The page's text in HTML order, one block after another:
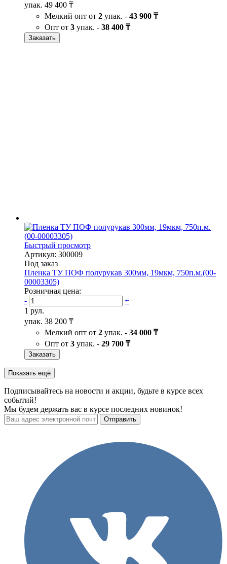
упак. 49 400 ₸
Мелкий опт от 2 упак. - 43 900 ₸
Опт от 3 упак. - 38 400 ₸
Заказать
Быстрый просмотр
Артикул: 300009
Под заказ
Пленка ТУ ПОФ полурукав 300мм, 19мкм, 750п.м.(00-
00003305)
Розничная цена:
-
+
1 рул.
упак. 38 200 ₸
Мелкий опт от 2 упак. - 34 000 ₸
Опт от 3 упак. - 29 700 ₸
Заказать
Показать ещё
Подписывайтесь на новости и акции, будьте в курсе всех
событий!
Мы будем держать вас в курсе последних новинок!